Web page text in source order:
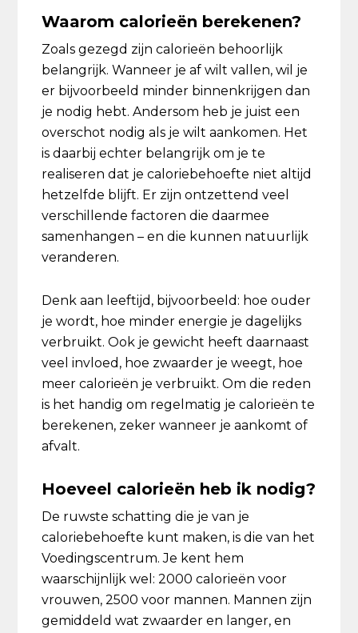
Waarom calorieën berekenen?
Zoals gezegd zijn calorieën behoorlijk
belangrijk. Wanneer je af wilt vallen, wil je
er bijvoorbeeld minder binnenkrijgen dan
je nodig hebt. Andersom heb je juist een
overschot nodig als je wilt aankomen. Het
is daarbij echter belangrijk om je te
realiseren dat je caloriebehoefte niet altijd
hetzelfde blijft. Er zijn ontzettend veel
verschillende factoren die daarmee
samenhangen – en die kunnen natuurlijk
veranderen.
Denk aan leeftijd, bijvoorbeeld: hoe ouder
je wordt, hoe minder energie je dagelijks
verbruikt. Ook je gewicht heeft daarnaast
veel invloed, hoe zwaarder je weegt, hoe
meer calorieën je verbruikt. Om die reden
is het handig om regelmatig je calorieën te
berekenen, zeker wanneer je aankomt of
afvalt.
Hoeveel calorieën heb ik nodig?
De ruwste schatting die je van je
caloriebehoefte kunt maken, is die van het
Voedingscentrum. Je kent hem
waarschijnlijk wel: 2000 calorieën voor
vrouwen, 2500 voor mannen. Mannen zijn
gemiddeld wat zwaarder en langer, en